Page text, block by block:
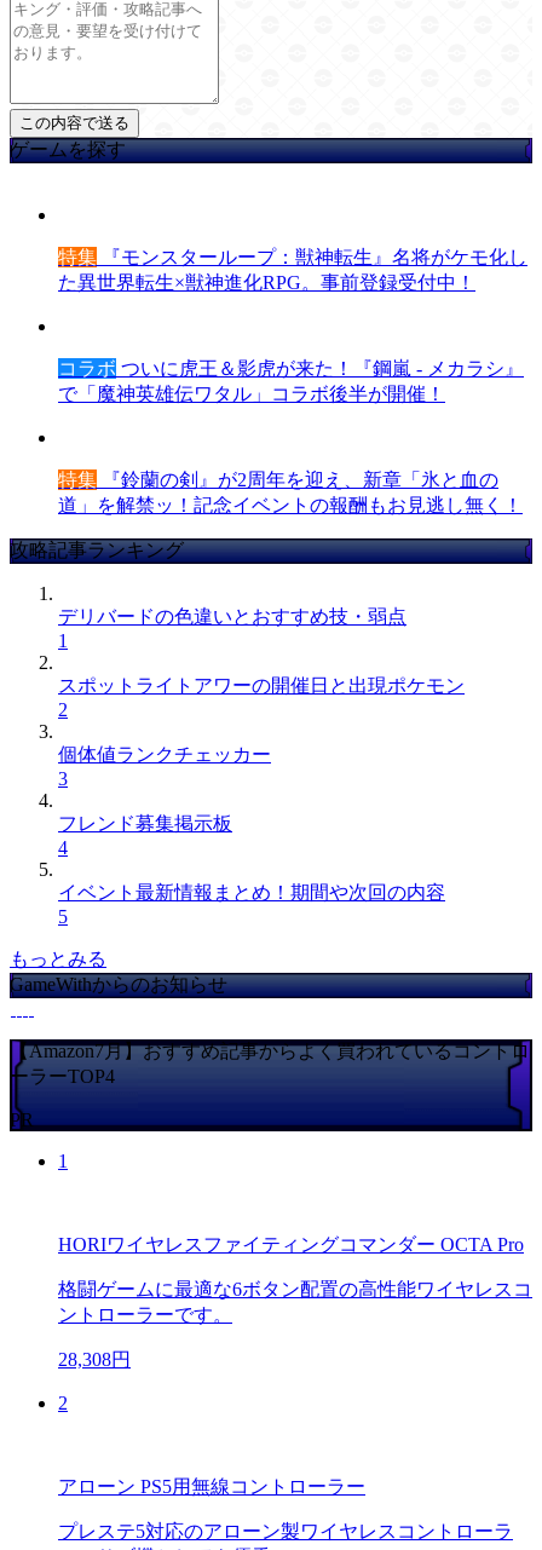
ゲームを探す
特集 『モンスターループ：獣神転生』名将がケモ化し
た異世界転生×獣神進化RPG。事前登録受付中！
コラボ ついに虎王＆影虎が来た！『鋼嵐 - メカラシ』
で「魔神英雄伝ワタル」コラボ後半が開催！
特集 『鈴蘭の剣』が2周年を迎え、新章「氷と血の
道」を解禁ッ！記念イベントの報酬もお見逃し無く！
攻略記事ランキング
デリバードの色違いとおすすめ技・弱点
1
スポットライトアワーの開催日と出現ポケモン
2
個体値ランクチェッカー
3
フレンド募集掲示板
4
イベント最新情報まとめ！期間や次回の内容
5
もっとみる
GameWithからのお知らせ
【Amazon7月】おすすめ記事からよく買われているコントロ
ーラーTOP4
PR
1
HORIワイヤレスファイティングコマンダー OCTA Pro
格闘ゲームに最適な6ボタン配置の高性能ワイヤレスコ
ントローラーです。
28,308円
2
アローン PS5用無線コントローラー
プレステ5対応のアローン製ワイヤレスコントローラ